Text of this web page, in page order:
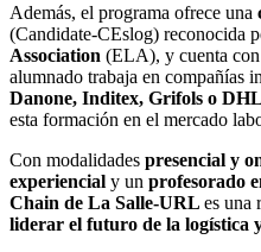
Además, el programa ofrece una
(Candidate-CEslog) reconocida
Association (ELA), y cuenta
alumnado trabaja en compañías
Danone, Inditex, Grifols o DHL
esta formación en el mercado
Con modalidades presencial y
experiencial y un profesorado
Chain de La Salle-URL es una
liderar el futuro de la logística